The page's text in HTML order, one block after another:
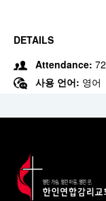
DETAILS
Attendance: 72
사용 언어: 영어